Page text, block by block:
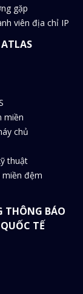
gặp
viên địa chỉ IP
miền
chủ
thuật
đệm
THÔNG BÁO
TẾ